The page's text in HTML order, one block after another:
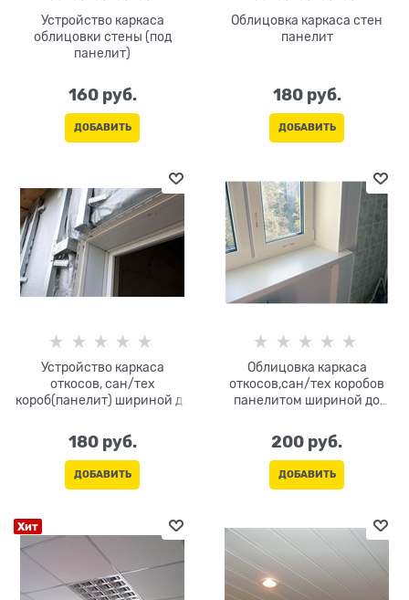
Устройство каркаса
облицовки стены (под
панелит)
160 руб.
ДОБАВИТЬ
Облицовка каркаса стен
панелит
180 руб.
ДОБАВИТЬ
Устройство каркаса
откосов, сан/тех
короб(панелит) шириной до
180 руб.
ДОБАВИТЬ
Облицовка каркаса
откосов,сан/тех коробов
панелитом шириной до
200 руб.
ДОБАВИТЬ
Хит